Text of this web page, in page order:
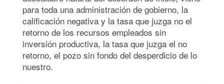
para toda una administración de gobierno, la
calificación negativa y la tasa que juzga no el
retorno de los recursos empleados sin
inversión productiva, la tasa que juzga el no
retorno, el pozo sin fondo del desperdicio de lo
nuestro.